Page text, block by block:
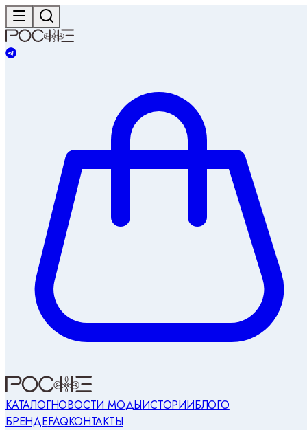
КАТАЛОГНОВОСТИ МОДЫИСТОРИИБЛОГО
БРЕНДЕFAQКОНТАКТЫ